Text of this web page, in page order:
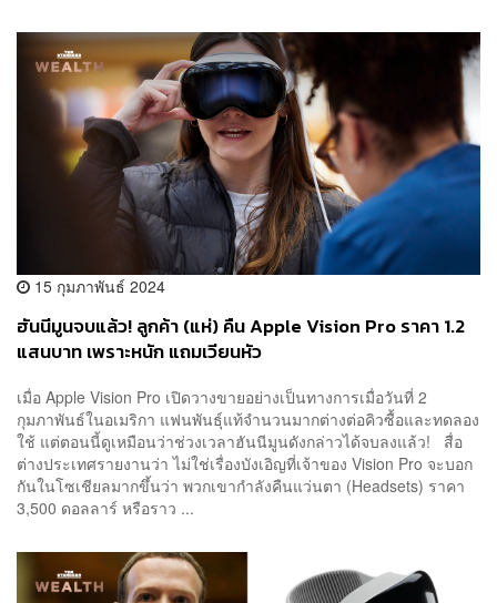
15 กุมภาพันธ์ 2024
ฮันนีมูนจบแล้ว! ลูกค้า (แห่) คืน Apple Vision Pro ราคา 1.2
แสนบาท เพราะหนัก แถมเวียนหัว
เมื่อ Apple Vision Pro เปิดวางขายอย่างเป็นทางการเมื่อวันที่ 2
กุมภาพันธ์ในอเมริกา แฟนพันธ์ุแท้จำนวนมากต่างต่อคิวซื้อและทดลอง
ใช้ แต่ตอนนี้ดูเหมือนว่าช่วงเวลาฮันนีมูนดังกล่าวได้จบลงแล้ว! สื่อ
ต่างประเทศรายงานว่า ไม่ใช่เรื่องบังเอิญที่เจ้าของ Vision Pro จะบอก
กันในโซเชียลมากขึ้นว่า พวกเขากำลังคืนแว่นตา (Headsets) ราคา
3,500 ดอลลาร์ หรือราว ...